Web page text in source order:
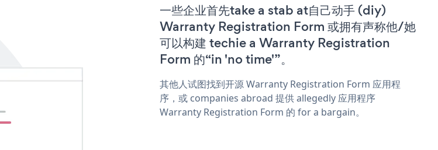
一些企业首先take a stab at自己动手 (diy)
Warranty Registration Form 或拥有声称他/她
可以构建 techie a Warranty Registration
Form 的“in 'no time'”。
其他人试图找到开源 Warranty Registration Form 应用程
序，或 companies abroad 提供 allegedly 应用程序
Warranty Registration Form 的 for a bargain。